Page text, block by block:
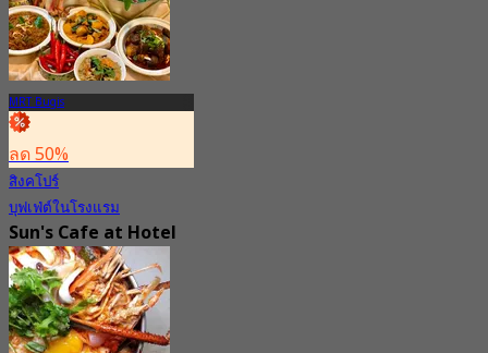
MRT Bugis
ลด 50%
สิงคโปร์
บุฟเฟ่ต์ในโรงแรม
Sun's Cafe at Hotel
Grand Pacific
Singapore
New
จากS$ 26.98